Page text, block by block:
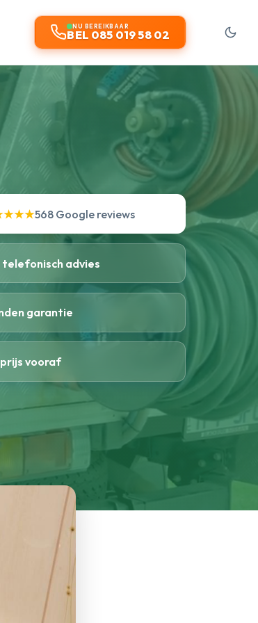
NU BEREIKBAAR
BEL 085 019 58 02
568 Google reviews
advies
garantie
vooraf